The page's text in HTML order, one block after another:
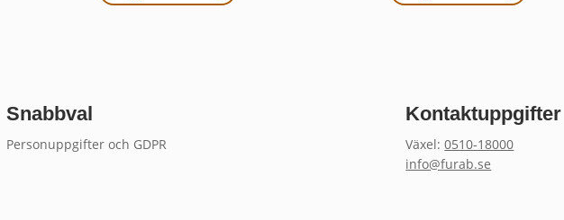
Snabbval
Personuppgifter och GDPR
Kontaktuppgifter
Växel:0510-18000
info@furab.se